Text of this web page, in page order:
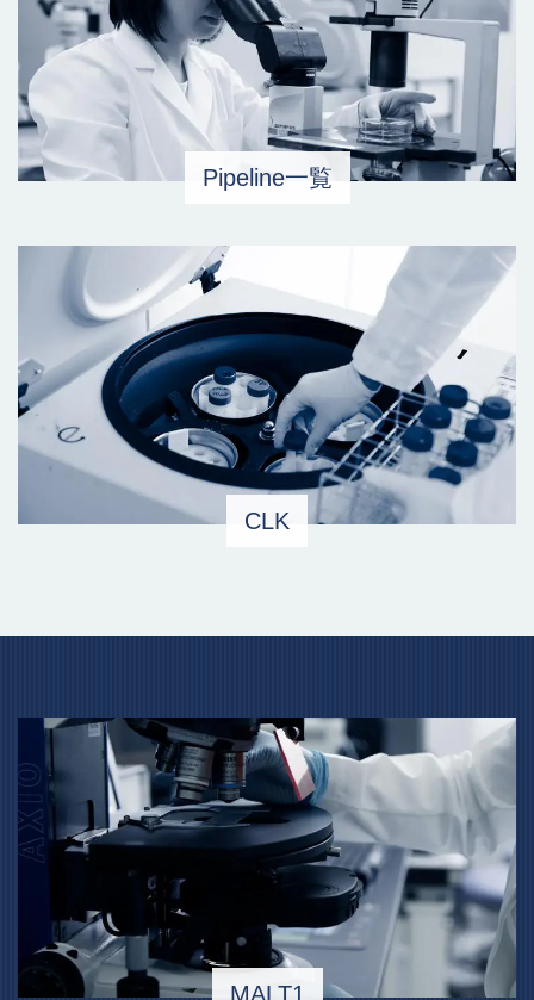
Pipeline一覧
CLK
MALT1